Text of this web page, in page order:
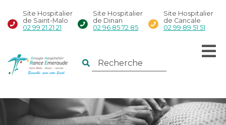
Site Hospitalier
de Saint-Malo
02 99 21 21 21
Site Hospitalier
de Dinan
02 96 85 72 85
Site Hospitalier
de Cancale
02 99 89 51 51